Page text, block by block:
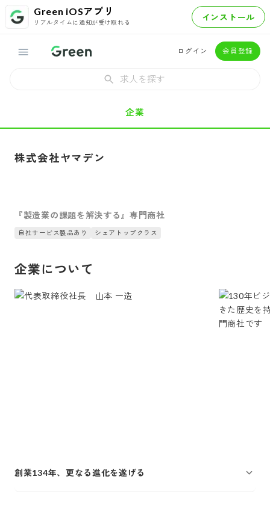
Green iOSアプリ
リアルタイムに通知が受け取れる インストール
ログイン 会員登録
求人を探す
企業
株式会社ヤマデン
『製造業の課題を解決する』専門商社
自社サービス製品あり シェアトップクラス
企業について
創業134年、更なる進化を遂げる